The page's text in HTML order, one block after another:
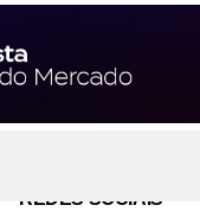
REDES SOCIAIS